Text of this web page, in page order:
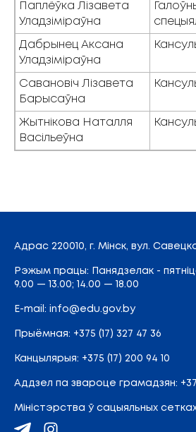
Паплёўка Лізавета
Уладзіміраўна
Дабрынец Аксана
Уладзіміраўна
Савановіч Лізавета
Барысаўна
Жытнікова Наталля
Васільеўна
Адрас 220010, г. Мінск, вул.
Рэжым працы: Панядзелак -
9.00 — 13.00; 14.00 — 18.00
E-mail: info@edu.gov.by
Прыёмная: +375 (17) 327 47 36
Канцылярыя: +375 (17) 200 94 10
Аддзел па звароце грамадзян:
Міністэрства ў сацыяльных